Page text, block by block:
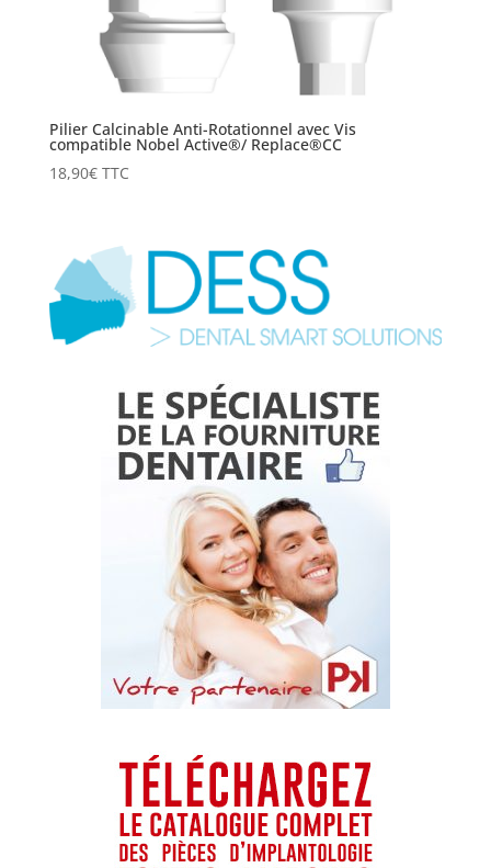
Pilier Calcinable Anti-Rotationnel avec Vis
compatible Nobel Active®/ Replace®CC
18,90€ TTC